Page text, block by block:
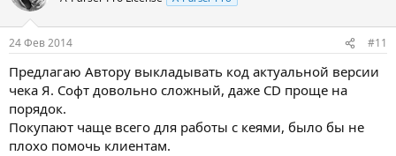
24 Фев 2014 #11
Предлагаю Автору выкладывать код актуальной версии
чека Я. Софт довольно сложный, даже CD проще на
порядок.
Покупают чаще всего для работы с кеями, было бы не
плохо помочь клиентам.